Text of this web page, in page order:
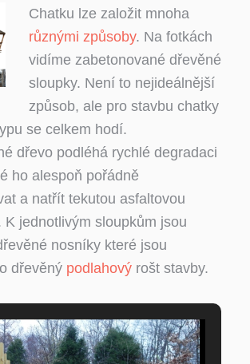
Chatku lze založit mnoha
různými způsoby. Na fotkách
vidíme zabetonované dřevěné
sloupky. Není to nejideálnější
způsob, ale pro stavbu chatky
se celkem hodí.
dřevo podléhá rychlé degradaci
ho alespoň pořádně
a natřít tekutou asfaltovou
K jednotlivým sloupkům jsou
nosníky které jsou
dřevěnýpodlahový rošt stavby.